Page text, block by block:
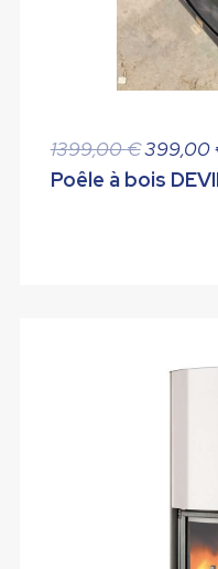
1399,00€ Le
prix
399,00
Poêle à bois